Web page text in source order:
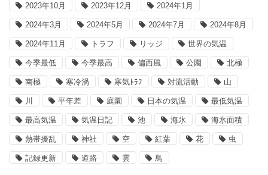
2023年10月 2023年12月 2024年1月
2024年3月 2024年5月 2024年7月 2024年8月
2024年11月 トラフ リッジ 世界の気温
今季最低 今季最高 偏西風 公園 北極
南極 寒冷渦 寒気ﾄﾗﾌ 対流活動 山
川 平年差 庭園 日本の気温 最低気温
最高気温 気温日記 池 海氷 海氷面積
熱帯擾乱 神社 空 紅葉 花 虫
記録更新 道路 雲 鳥